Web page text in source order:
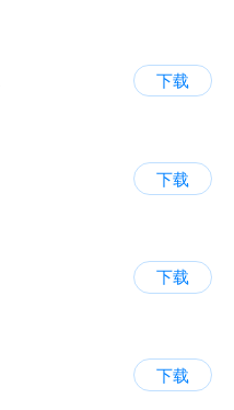
下载
下载
下载
下载